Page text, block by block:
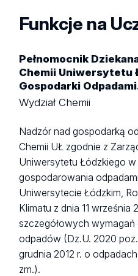
Funkcje na
Pełnomocnik
Chemii Uniwersytetu
Gospodarki
Wydział Chemii
Nadzór nad gospodarką
Chemii UŁ zgodnie z
Uniwersytetu Łódzkiego w
gospodarowania
Uniwersytecie Łódzkim,
Klimatu z dnia 11 września
szczegółowych
odpadów (Dz.U. 2020
grudnia 2012 r. o
zm.).